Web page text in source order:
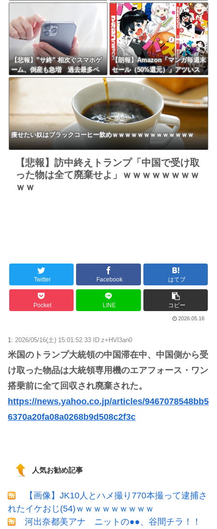
ｗｗｗｗ
撮影中止が決定ｗｗｗｗｗｗｗ
ｗｗ
【悲報】”サ終” 相次ぐスマホゲ
ーム、倒産も急増 過去最多ペ
ースで推移 「当たれば一攫千
【朗報】Amazon「マンガ毎週末
セール（50%還元）」アツいス
ポーツマンガ祭り最終日到
痩せたい奴はブラックコーヒー飲めｗｗｗｗｗｗｗｗｗｗｗｗｗ
【悲報】訪中終えトランプ「中国で受け取
った物は全て廃棄せよ」ｗｗｗｗｗｗｗｗ
ｗｗ
Twitter Facebook はてブ
Pocket LINE コピー
2026.05.16
1: 2026/05/16(土) 15:01:52.33 ID:z+HVl3an0
米国のトランプ大統領の中国滞在中、中国側から受
け取った物品は大統領専用機のエアフォース・ワン
搭乗前に全て回収され廃棄された。
https://news.yahoo.co.jp/articles/9467078548bb5
6370a20fa08a0268b9d508c2f3c
人気お勧め記事
【画像】JK10人とハメ撮り770本撮って逮捕さ
れたイケおじ(54)ｗｗｗｗｗｗｗｗｗ
河出奈都美アナ ニットの●●、谷間チラ！！